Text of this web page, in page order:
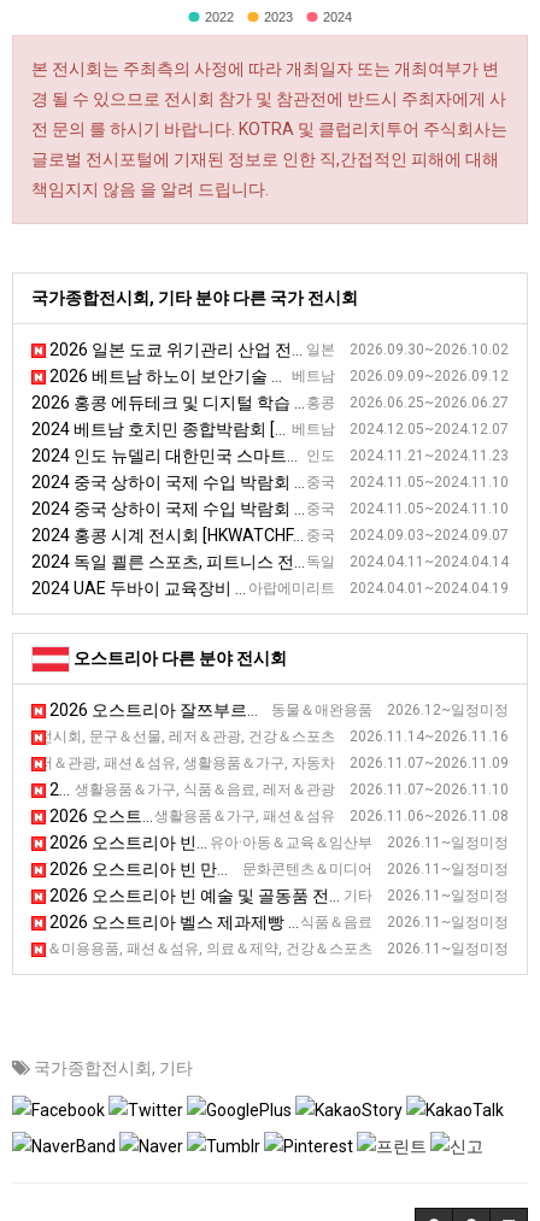
2022 2023 2024
본 전시회는 주최측의 사정에 따라 개최일자 또는 개최여부가 변
경 될 수 있으므로 전시회 참가 및 참관전에 반드시 주최자에게 사
전 문의 를 하시기 바랍니다. KOTRA 및 클럽리치투어 주식회사는
글로벌 전시포털에 기재된 정보로 인한 직,간접적인 피해에 대해
책임지지 않음 을 알려 드립니다.
국가종합전시회, 기타 분야 다른 국가 전시회
일본 2026.09.30~2026.10.02
2026 일본 도쿄 위기관리 산업 전시회 [RISCON TOKYO]
베트남 2026.09.09~2026.09.12
2026 베트남 하노이 보안기술 전시회 [SECUTECH VIETNAM 2026]
홍콩 2026.06.25~2026.06.27
2026 홍콩 에듀테크 및 디지털 학습 플랫폼 전시회 [LTE(Learning & Teaching Expo)]
베트남 2024.12.05~2024.12.07
2024 베트남 호치민 종합박람회 [Vietnam Expo in HCMC]
인도 2024.11.21~2024.11.23
2024 인도 뉴델리 대한민국 스마트기술 & 게임 산업 전시회 [KoINDEX]
중국 2024.11.05~2024.11.10
2024 중국 상하이 국제 수입 박람회 [CIIE 2024]
중국 2024.11.05~2024.11.10
2024 중국 상하이 국제 수입 박람회 [CIIE 2024]
중국 2024.09.03~2024.09.07
2024 홍콩 시계 전시회 [HKWATCHFAIR ]
독일 2024.04.11~2024.04.14
2024 독일 쾰른 스포츠, 피트니스 전시회 [FIBO]
아랍에미리트 2024.04.01~2024.04.19
2024 UAE 두바이 교육장비 GESS 전시회 [GESS]
오스트리아 다른 분야 전시회
동물＆애완용품 2026.12~일정미정
2026 오스트리아 잘쯔부르크 말·승마 전시회 [Amadeus Horse Indoors]
종합전시회, 문구＆선물, 레저＆관광, 건강＆스포츠 2026.11.14~2026.11.16
2026 오스트리아 클라겐푸르트 패밀리 전시회 [Familienmesse]
레저＆관광, 패션＆섬유, 생활용품＆가구, 자동차 2026.11.07~2026.11.09
2026 오스트리아 빈 라이프스타일 전시회 [Die Presse-SCHAU]
생활용품＆가구, 식품＆음료, 레저＆관광 2026.11.07~2026.11.10
2026 오스트리아 잘쯔부르크 호텔, 요식업 용품 전시회 [ALLES fuer den GAST]
생활용품＆가구, 패션＆섬유 2026.11.06~2026.11.08
2026 오스트리아 빈 디자인 전시회 [Blickfang]
유아·아동＆교육＆임산부 2026.11~일정미정
2026 오스트리아 빈 교육 전시회 [INTERPADAGOGICA]
문화콘텐츠＆미디어 2026.11~일정미정
2026 오스트리아 빈 만화산업 전시회 [VIECC]
기타 2026.11~일정미정
2026 오스트리아 빈 예술 및 골동품 전시회 [Art&amp;Antique]
식품＆음료 2026.11~일정미정
2026 오스트리아 벨스 제과제빵 전시회 [Kuchenmesse]
뷰티＆미용용품, 패션＆섬유, 의료＆제약, 건강＆스포츠 2026.11~일정미정
2026 오스트리아 클라겐푸르트 건강 및 웰빙 전시회 [GESUND
국가종합전시회, 기타